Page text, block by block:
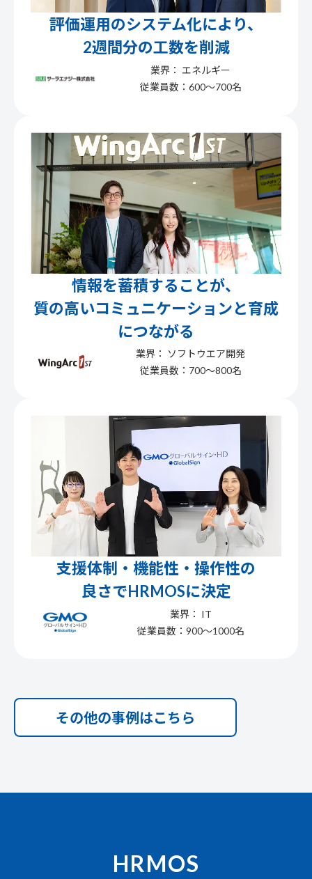
評価運用のシステム化により、
2週間分の工数を削減
業界： エネルギー
従業員数：600〜700名
情報を蓄積することが、
質の高いコミュニケーションと育成
につながる
業界： ソフトウエア開発
従業員数：700〜800名
支援体制・機能性・操作性の
良さでHRMOSに決定
業界： IT
従業員数：900〜1000名
その他の事例はこちら
HRMOS